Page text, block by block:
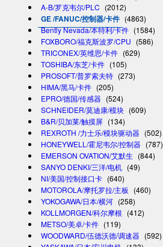
A-B/罗克韦尔/PLC (2012)
GE /FANUC/控制器/卡件 (4863)
Bently Nevada/本特利/卡件 (1584)
FOXBORO/福克斯波罗/CPU (586)
TRICONEX/英维思/卡件 (629)
TOSHIBA/东芝/卡件 (105)
PROSOFT/普罗索夫特 (273)
HIMA/黑马/卡件 (205)
EPRO/德国/传感器 (524)
SCHNEIDER/莫迪康/模块 (609)
B&R/贝加莱/触摸屏 (134)
REXROTH /力士乐/模块驱动器 (502)
HONEYWELL/霍尼韦尔/控制器 (787)
EMERSON OVATION/艾默生 (844)
SANYO DENKI/三洋/电机 (49)
NI/美国/控制接口卡 (640)
MOTOROLA/摩托罗拉/主板 (460)
YOKOGAWA/日本/横河 (258)
KOLLMORGEN/科尔摩根 (412)
METSO/美卓/卡件 (119)
WOODWARD/伍德沃德/调速器 (592)